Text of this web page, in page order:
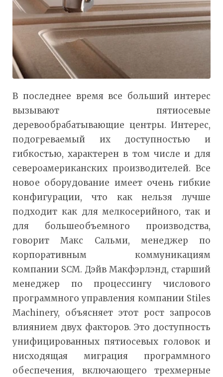
В последнее время все больший интерес
вызывают пятиосевые
деревообрабатывающие центры. Интерес,
подогреваемый их доступностью и
гибкостью, характерен в том числе и для
североамериканских производителей. Все
новое оборудование имеет очень гибкие
конфигурации, что как нельзя лучше
подходит как для мелкосерийного, так и
для большеобъемного производства,
говорит Макс Сальми, менеджер по
корпоративным коммуникациям
компании SCM. Дэйв Макфэрлэнд, старший
менеджер по процессингу числового
программного управления компании Stiles
Machinery, объясняет этот рост запросов
влиянием двух факторов. Это доступность
унифицированных пятиосевых головок и
нисходящая миграция программного
обеспечения, включающего трехмерные